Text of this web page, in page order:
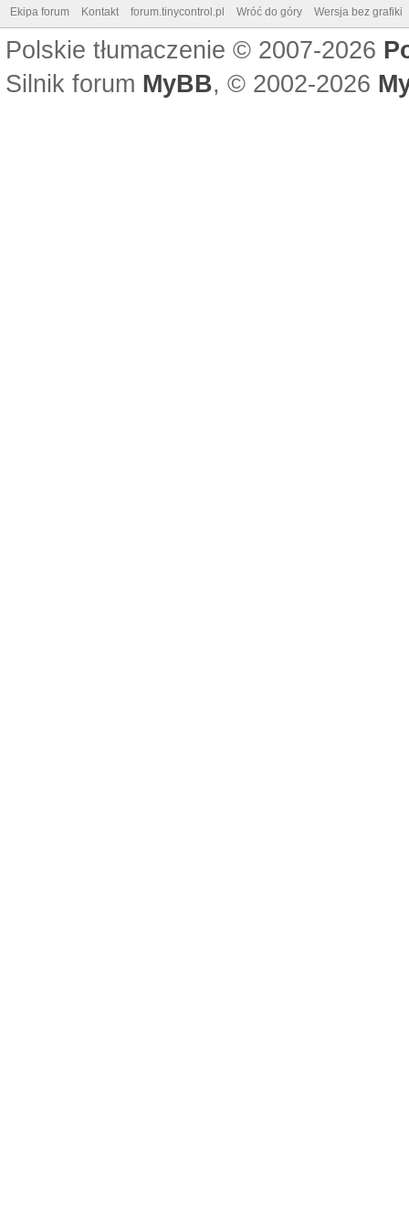
Ekipa forum Kontakt forum.tinycontrol.pl Wróć do góry Wersja bez grafiki
Polskie tłumaczenie © 2007-2026
Silnik forum MyBB, © 2002-2026